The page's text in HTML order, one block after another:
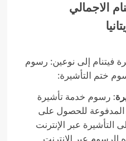
الاجمالي
فيتنام إلى نوعين: رسوم
ختم التأشيرة:
: رسوم خدمة تأشيرة
المدفوعة للحصول على
عبر الإنترنت
الرسوم عبر الإنترنت